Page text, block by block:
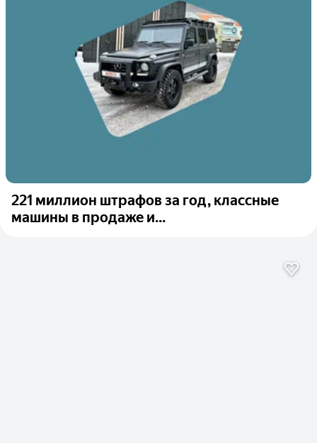
221 миллион штрафов за год, классные
машины в продаже и...